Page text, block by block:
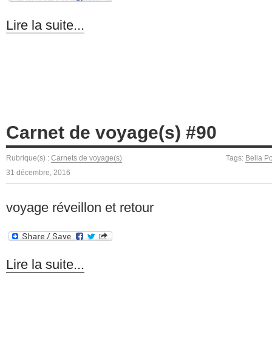
Lire la suite...
Carnet de voyage(s) #90
Rubrique(s) : Carnets de voyage(s) Tags: Bella
31 décembre, 2016
voyage réveillon et retour
Lire la suite...